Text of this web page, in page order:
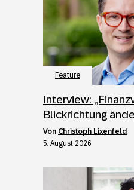
Feature
Interview:
Blickrichtung
von Christoph Lixenfeld
5. August 2026